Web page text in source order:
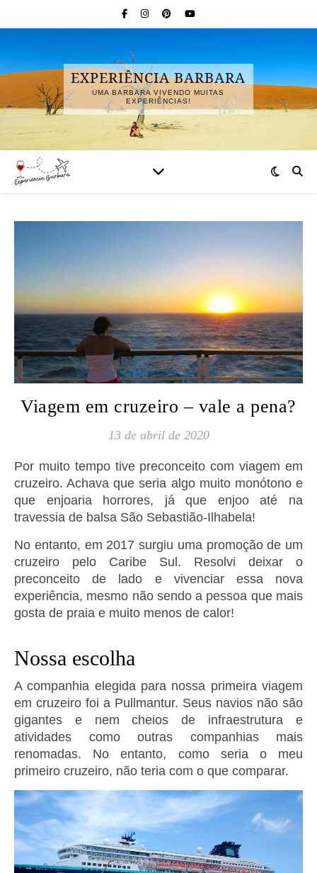
EXPERIÊNCIA BARBARA
UMA BARBARA VIVENDO MUITAS
EXPERIÊNCIAS!
Viagem em cruzeiro – vale a pena?
13 de abril de 2020
Por muito tempo tive preconceito com viagem em
cruzeiro. Achava que seria algo muito monótono e
que enjoaria horrores, já que enjoo até na
travessia de balsa São Sebastião-Ilhabela!
No entanto, em 2017 surgiu uma promoção de um
cruzeiro pelo Caribe Sul. Resolvi deixar o
preconceito de lado e vivenciar essa nova
experiência, mesmo não sendo a pessoa que mais
gosta de praia e muito menos de calor!
Nossa escolha
A companhia elegida para nossa primeira viagem
em cruzeiro foi a Pullmantur. Seus navios não são
gigantes e nem cheios de infraestrutura e
atividades como outras companhias mais
renomadas. No entanto, como seria o meu
primeiro cruzeiro, não teria com o que comparar.